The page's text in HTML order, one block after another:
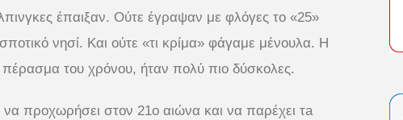
έπαιξαν. Ούτε έγραψαν με φλόγες το «25»
νησί. Και ούτε «τι κρίμα» φάγαμε μένουλα. Η
του χρόνου, ήταν πολύ πιο δύσκολες.
προχωρήσει στον 21ο αιώνα και να παρέχει τa